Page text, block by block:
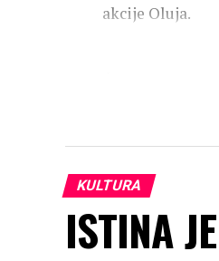
akcije Oluja.
Čast mi je
KULTURA
ISTINA